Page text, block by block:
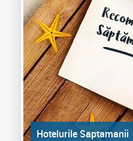
Hotelurile Saptamanii